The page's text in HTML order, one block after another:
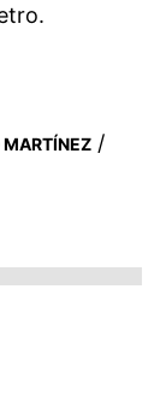
MARTÍNEZ /